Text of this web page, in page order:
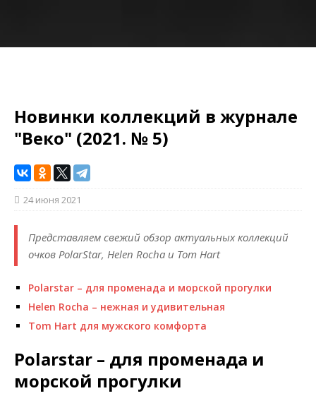
Новинки коллекций в журнале
"Веко" (2021. № 5)
24 июня 2021
Представляем свежий обзор актуальных коллекций
очков PolarStar, Helen Rocha и Tom Hart
Polarstar – для променада и морской прогулки
Helen Rocha – нежная и удивительная
Tom Hart для мужского комфорта
Polarstar – для променада и
морской прогулки